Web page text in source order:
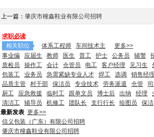
上一篇： 肇庆市橦鑫鞋业有限公司招聘
求职必读
相关职位
体系工程师 车间技术主
更多>>
事业编
应届生 教师 医生 普工 护士 公务员 辅警
质检员
操作工 会计 仓管员 电工 客户经理 见习生
包装工
业务员 急需紧缺专业人才 焊工 选调 销售经理
品质主管
村干部 保洁员 专业技术 劳务派遣 仓管
厨工
应急救援 临时工 跟单文员 博士后 出纳 经理
清洁工
辅导员 机修工 团队长 支行行长 绘图员 保洁
最新发表 更多>>
信义包装（广东）有限公司招聘
肇庆市橦鑫鞋业有限公司招聘